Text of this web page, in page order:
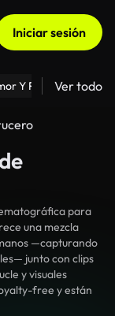
Iniciar sesión
Y Relaciones
Ver todo
para
una mezcla
—capturando
junto con clips
y visuales
free y están